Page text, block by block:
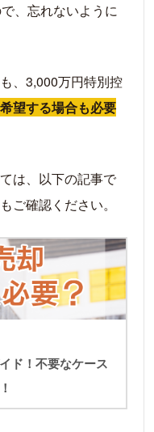
、忘れないように
、3,000万円特別控
望する場合も必要
は、以下の記事で
ご確認ください。
ド！不要なケース